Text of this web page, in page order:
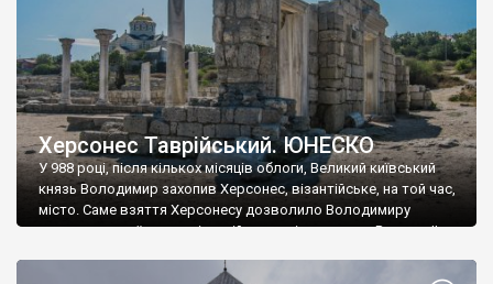
Херсонес Таврійський. ЮНЕСКО
У 988 році, після кількох місяців облоги, Великий київський
князь Володимир захопив Херсонес, візантійське, на той час,
місто. Саме взяття Херсонесу дозволило Володимиру
диктувати свої умови візантійському імператору Василю ІІ, та
Херсонесі Володимир-язичник, став Василем-християнином.